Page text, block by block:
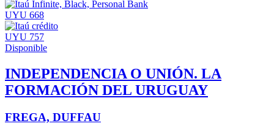
UYU 668
UYU 757
Disponible
INDEPENDENCIA O UNIÓN. LA
FORMACIÓN DEL URUGUAY
FREGA, DUFFAU